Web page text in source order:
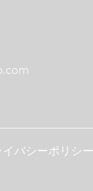
イバシーポリシー